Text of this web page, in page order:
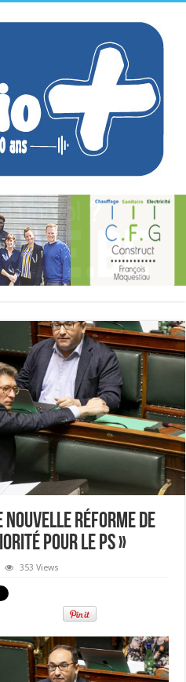
nouvelle réforme de
pour le PS »
353 Views